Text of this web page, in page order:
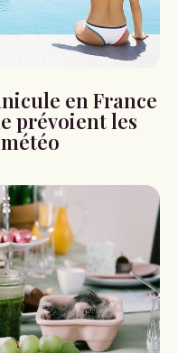
en France
prévoient les